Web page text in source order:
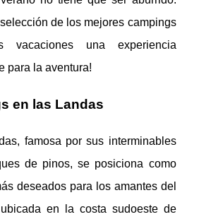
de los mejores campings
una experiencia
para la aventura!
en las Landas
famosa por sus interminables
de pinos, se posiciona como
deseados para los amantes del
en
la costa sudoeste de